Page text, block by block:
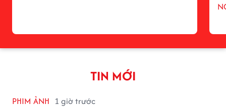
TIN MỚI
PHIM ẢNH 1 giờ trước